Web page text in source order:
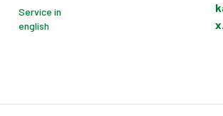
Service in
english